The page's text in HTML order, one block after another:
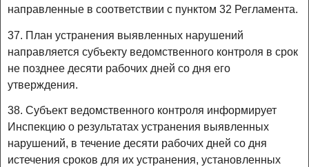
направленные в соответствии с пунктом 32 Регламента.
37. План устранения выявленных нарушений
направляется субъекту ведомственного контроля в срок
не позднее десяти рабочих дней со дня его
утверждения.
38. Субъект ведомственного контроля информирует
Инспекцию о результатах устранения выявленных
нарушений, в течение десяти рабочих дней со дня
истечения сроков для их устранения, установленных